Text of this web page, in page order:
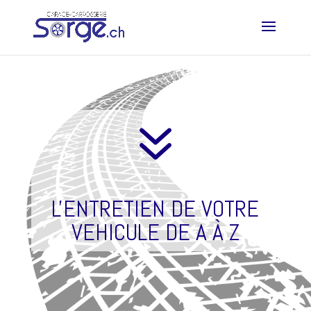
7
L'ENTRETIEN DE VOTRE
VEHICULE DE A À Z